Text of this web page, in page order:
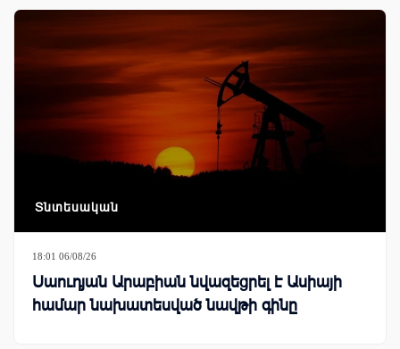
Տնտեսական
18:01 06/08/26
Սաուդյան Արաբիան նվազեցրել է Ասիայի
համար նախատեսված նավթի գինը